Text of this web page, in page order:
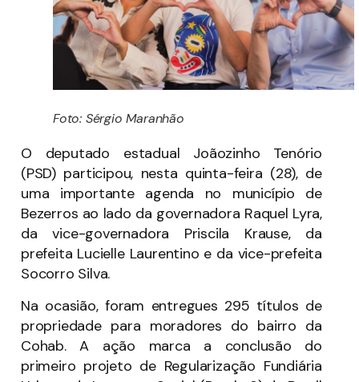
Foto: Sérgio Maranhão
O deputado estadual Joãozinho Tenório
(PSD) participou, nesta quinta-feira (28), de
uma importante agenda no município de
Bezerros ao lado da governadora Raquel Lyra,
da vice-governadora Priscila Krause, da
prefeita Lucielle Laurentino e da vice-prefeita
Socorro Silva.
Na ocasião, foram entregues 295 títulos de
propriedade para moradores do bairro da
Cohab. A ação marca a conclusão do
primeiro projeto de Regularização Fundiária